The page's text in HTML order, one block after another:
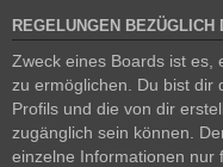
REGELUNGEN BEZÜGLICH
Zweck eines Boards ist es,
zu ermöglichen. Du bist dir
Profils und die von dir
zugänglich sein können.
einzelne Informationen nur